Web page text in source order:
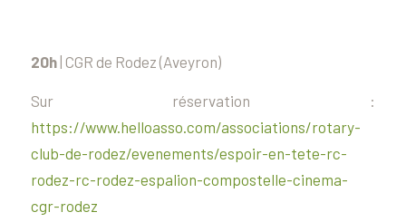
20h | CGR de Rodez (Aveyron)
Sur réservation :
https://www.helloasso.com/associations/rotary-
club-de-rodez/evenements/espoir-en-tete-rc-
rodez-rc-rodez-espalion-compostelle-cinema-
cgr-rodez